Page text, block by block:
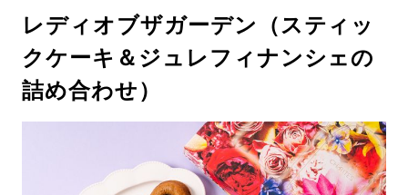
レディオブザガーデン（スティッ
クケーキ＆ジュレフィナンシェの
詰め合わせ）